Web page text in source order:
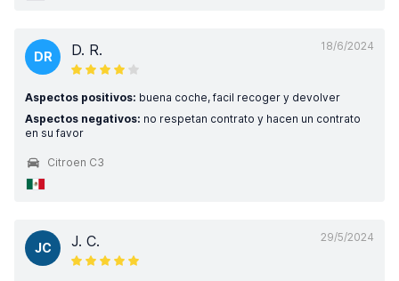
18/6/2024
DR D. R.
Aspectos positivos: buena coche, facil recoger y devolver
Aspectos negativos: no respetan contrato y hacen un contrato
en su favor
Citroen C3
29/5/2024
JC J. C.